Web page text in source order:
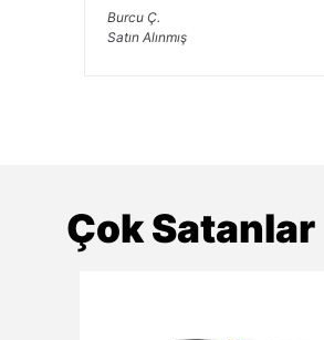
Burcu Ç.
Satın Alınmış
Çok Satanlar